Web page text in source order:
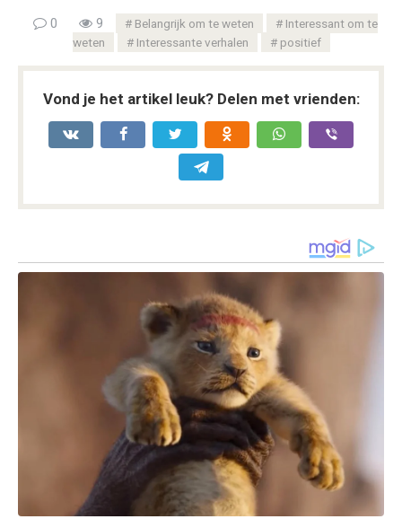
0 9 Belangrijk om te weten
Interessant om te
weten
Interessante verhalen positief
Vond je het artikel leuk? Delen met vrienden: